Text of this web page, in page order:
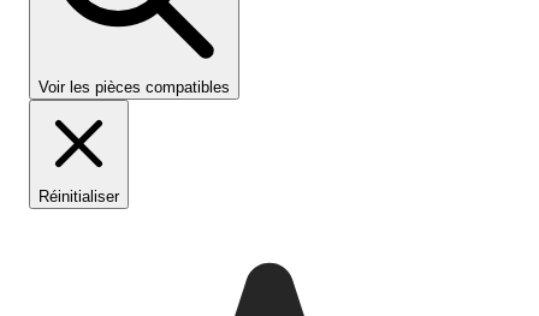
Voir les pièces compatibles
Réinitialiser